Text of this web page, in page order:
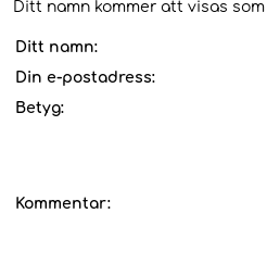
Ditt namn kommer att visas
Ditt namn:
Din e-postadress:
Betyg:
Kommentar: